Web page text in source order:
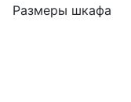
Размеры шкафа